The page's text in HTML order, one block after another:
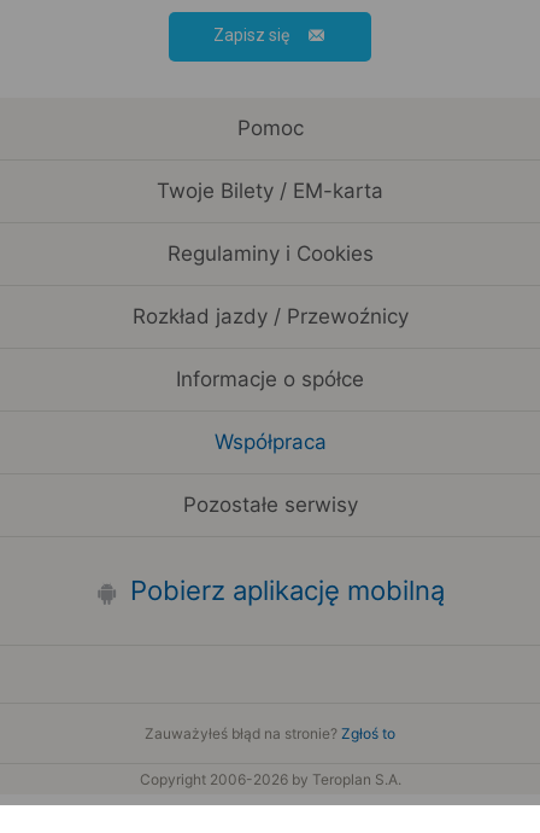
Zapisz się
Pomoc
Twoje Bilety / EM-karta
Regulaminy i Cookies
Rozkład jazdy / Przewoźnicy
Informacje o spółce
Współpraca
Pozostałe serwisy
Pobierz aplikację mobilną
Zauważyłeś błąd na stronie? Zgłoś to
Copyright 2006-2026 by Teroplan S.A.